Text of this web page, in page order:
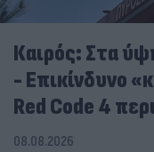
Καιρός: Στα
- Επικίνδυνο
Red Code 4
08.08.2026